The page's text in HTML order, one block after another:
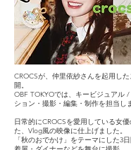
CROCSが、仲里依紗さんを起用し
開。
OBF TOKYOでは、キービジュアル
ション・撮影・編集・制作を担当し
日常的にCROCSを愛用している女
た、Vlog風の映像に仕上げました。
「秋のおでかけ」をテーマにした3